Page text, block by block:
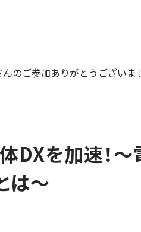
のご参加ありがとうございま
体DXを加速！
は〜